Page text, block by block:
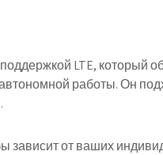
поддержкой LTE, который
работы. Он
зависит от ваших